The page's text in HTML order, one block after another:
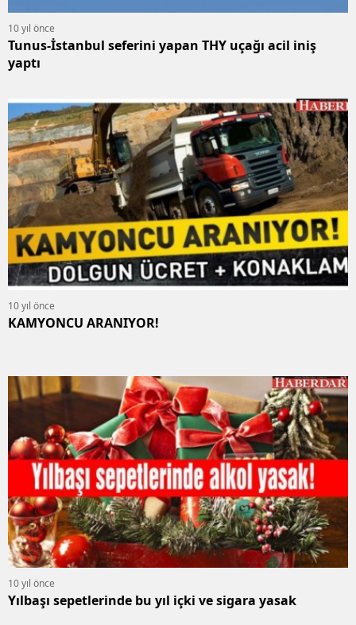
10 yıl önce
Tunus-İstanbul seferini yapan THY uçağı acil iniş
yaptı
10 yıl önce
KAMYONCU ARANIYOR!
10 yıl önce
Yılbaşı sepetlerinde bu yıl içki ve sigara yasak